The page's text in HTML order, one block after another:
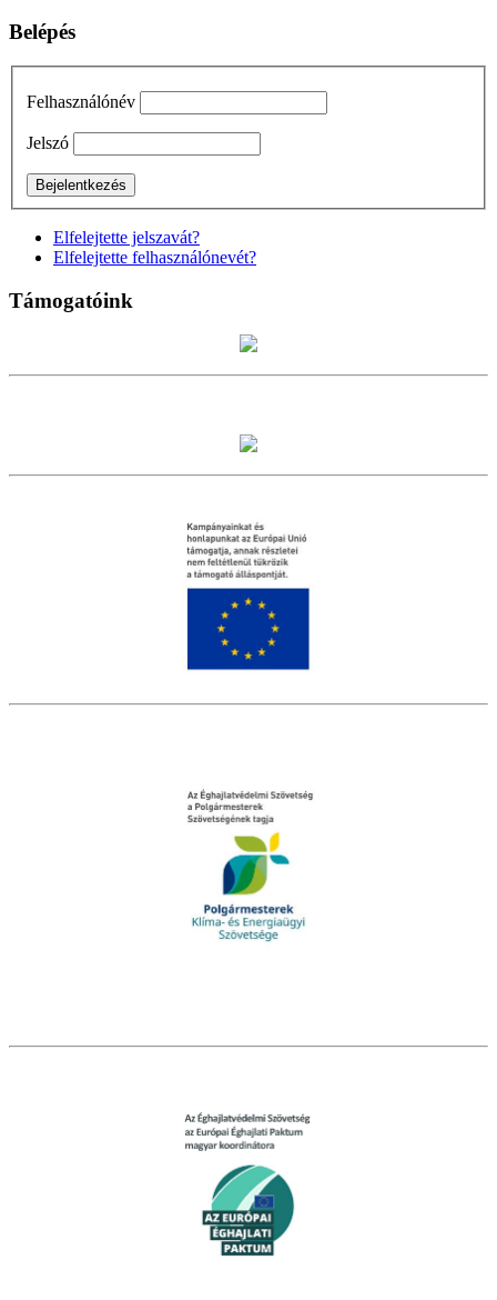
Belépés
Felhasználónév
Jelszó
Elfelejtette jelszavát?
Elfelejtette felhasználónevét?
Támogatóink